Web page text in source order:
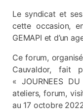
Le syndicat et
cette occasion,
GEMAPI et d’un
Ce forum,
Cauvaldor, fait
« JOURNEES
ateliers, forum,
au 17 octobre